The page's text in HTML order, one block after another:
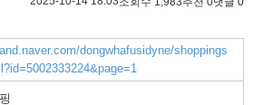
dongwhafusidyne/shoppings